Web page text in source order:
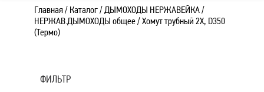
Главная/ Каталог/ ДЫМОХОДЫ НЕРЖАВЕЙКА/
НЕРЖАВ.ДЫМОХОДЫ общее/ Хомут трубный 2Х, D350
(Термо)
ФИЛЬТР